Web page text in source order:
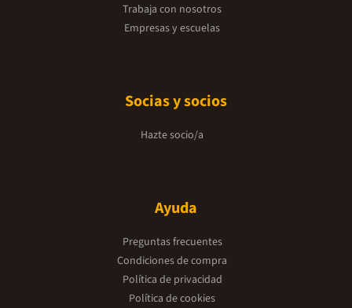
Trabaja con nosotros
Empresas y escuelas
Socias y socios
Hazte socio/a
Ayuda
Preguntas frecuentes
Condiciones de compra
Política de privacidad
Política de cookies